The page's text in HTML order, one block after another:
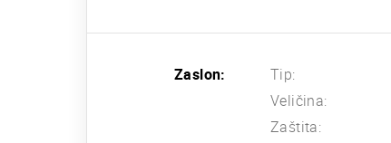
Zaslon: Tip:
Veličina:
Zaštita: